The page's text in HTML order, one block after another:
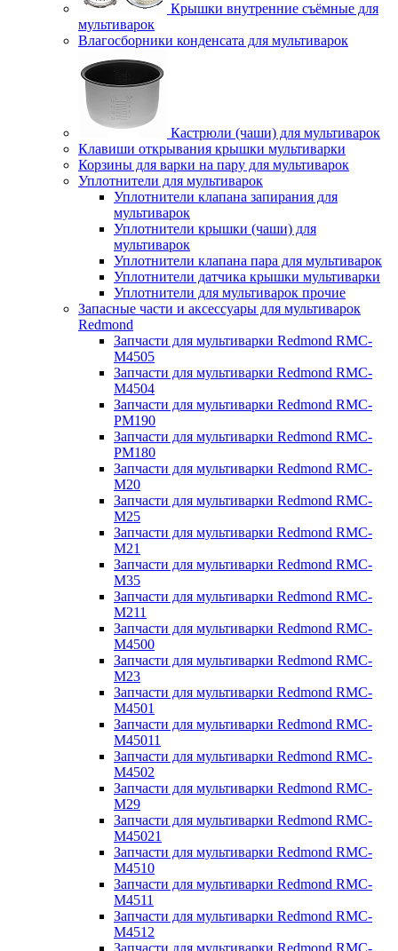
Крышки внутренние съёмные для
мультиварок
Влагосборники конденсата для мультиварок
Кастрюли (чаши) для мультиварок
Клавиши открывания крышки мультиварки
Корзины для варки на пару для мультиварок
Уплотнители для мультиварок
Уплотнители клапана запирания для
мультиварок
Уплотнители крышки (чаши) для
мультиварок
Уплотнители клапана пара для мультиварок
Уплотнители датчика крышки мультиварки
Уплотнители для мультиварок прочие
Запасные части и аксессуары для мультиварок
Redmond
Запчасти для мультиварки Redmond RMC-
M4505
Запчасти для мультиварки Redmond RMC-
M4504
Запчасти для мультиварки Redmond RMC-
PM190
Запчасти для мультиварки Redmond RMC-
PM180
Запчасти для мультиварки Redmond RMC-
M20
Запчасти для мультиварки Redmond RMC-
M25
Запчасти для мультиварки Redmond RMC-
M21
Запчасти для мультиварки Redmond RMC-
M35
Запчасти для мультиварки Redmond RMC-
M211
Запчасти для мультиварки Redmond RMC-
M4500
Запчасти для мультиварки Redmond RMC-
M23
Запчасти для мультиварки Redmond RMC-
M4501
Запчасти для мультиварки Redmond RMC-
M45011
Запчасти для мультиварки Redmond RMC-
M4502
Запчасти для мультиварки Redmond RMC-
M29
Запчасти для мультиварки Redmond RMC-
M45021
Запчасти для мультиварки Redmond RMC-
M4510
Запчасти для мультиварки Redmond RMC-
M4511
Запчасти для мультиварки Redmond RMC-
M4512
Запчасти для мультиварки Redmond RMC-